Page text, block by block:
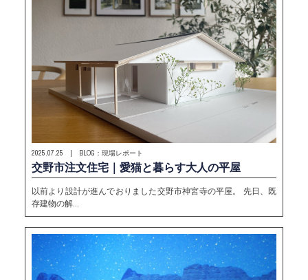
2025.07.25 | BLOG：現場レポート
交野市注文住宅｜愛猫と暮らす大人の平屋
以前より設計が進んでおりました交野市神宮寺の平屋。 先日、既
存建物の解…